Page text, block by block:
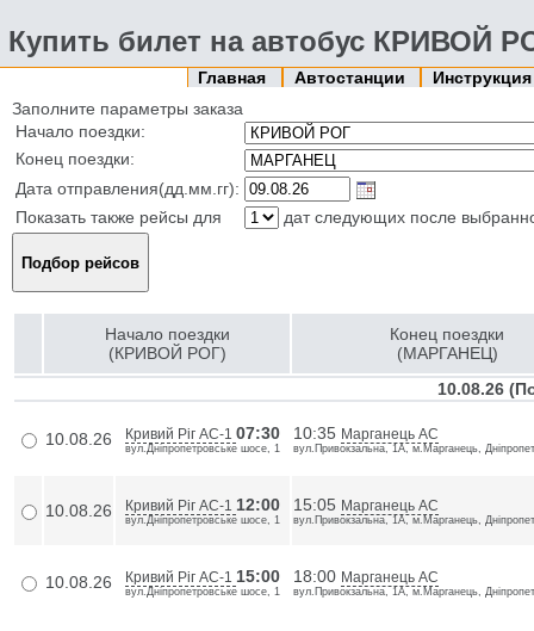
Купить билет на автобус КРИВОЙ
Главная Автостанции
Заполните параметры заказа
Начало поездки:
Конец поездки:
Дата отправления(дд.мм.гг):
Показать также рейсы для
дат следующих после
Начало поездки
(КРИВОЙ РОГ)
Конец поездки
(МАРГАНЕЦ)
10.08.26
10.08.26 Кривий Ріг АС-1 07:30
вул.Дніпропетровське шосе, 1
10:35 Марганець АС
вул.Привокзальна, 1А, м.Марганець,
10.08.26 Кривий Ріг АС-1 12:00
вул.Дніпропетровське шосе, 1
15:05 Марганець АС
вул.Привокзальна, 1А, м.Марганець,
10.08.26 Кривий Ріг АС-1 15:00
вул.Дніпропетровське шосе, 1
18:00 Марганець АС
вул.Привокзальна, 1А, м.Марганець,